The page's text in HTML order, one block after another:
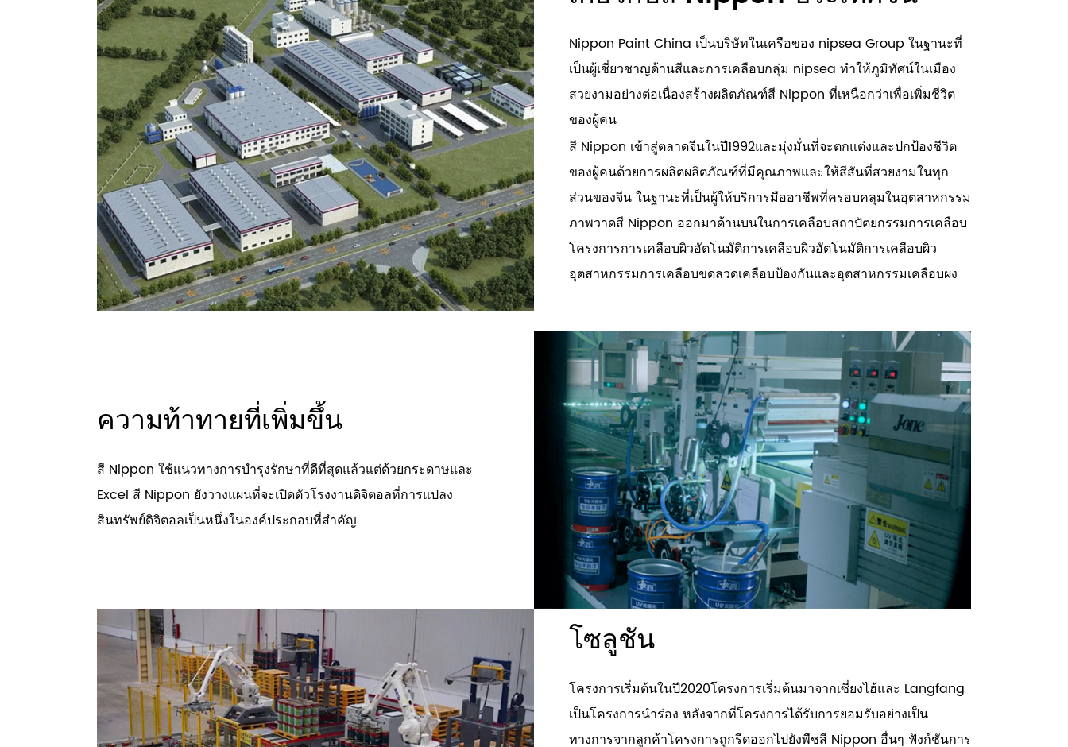
Nippon Paint China เป็นบริษัทในเครือของ nipsea Group ในฐานะที่
เป็นผู้เชี่ยวชาญด้านสีและการเคลือบกลุ่ม nipsea ทำให้ภูมิทัศน์ในเมือง
สวยงามอย่างต่อเนื่องสร้างผลิตภัณฑ์สี Nippon ที่เหนือกว่าเพื่อเพิ่มชีวิต
ของผู้คน
สี Nippon เข้าสู่ตลาดจีนในปี1992และมุ่งมั่นที่จะตกแต่งและปกป้องชีวิต
ของผู้คนด้วยการผลิตผลิตภัณฑ์ที่มีคุณภาพและให้สีสันที่สวยงามในทุก
ส่วนของจีน ในฐานะที่เป็นผู้ให้บริการมืออาชีพที่ครอบคลุมในอุตสาหกรรม
ภาพวาดสี Nippon ออกมาด้านบนในการเคลือบสถาปัตยกรรมการเคลือบ
โครงการการเคลือบผิวอัตโนมัติการเคลือบผิวอัตโนมัติการเคลือบผิว
อุตสาหกรรมการเคลือบขดลวดเคลือบป้องกันและอุตสาหกรรมเคลือบผง
ความท้าทายที่เพิ่มขึ้น
สี Nippon ใช้แนวทางการบำรุงรักษาที่ดีที่สุดแล้วแต่ด้วยกระดาษและ
Excel สี Nippon ยังวางแผนที่จะเปิดตัวโรงงานดิจิตอลที่การแปลง
สินทรัพย์ดิจิตอลเป็นหนึ่งในองค์ประกอบที่สำคัญ
โซลูชัน
โครงการเริ่มต้นในปี2020โครงการเริ่มต้นมาจากเซี่ยงไฮ้และ Langfang
เป็นโครงการนำร่อง หลังจากที่โครงการได้รับการยอมรับอย่างเป็น
ทางการจากลูกค้าโครงการถูกรีดออกไปยังพืชสี Nippon อื่นๆ ฟังก์ชันการ